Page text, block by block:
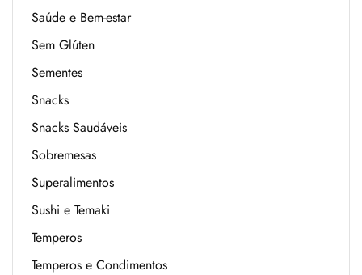
Saúde e Bem-estar
Sem Glúten
Sementes
Snacks
Snacks Saudáveis
Sobremesas
Superalimentos
Sushi e Temaki
Temperos
Temperos e Condimentos